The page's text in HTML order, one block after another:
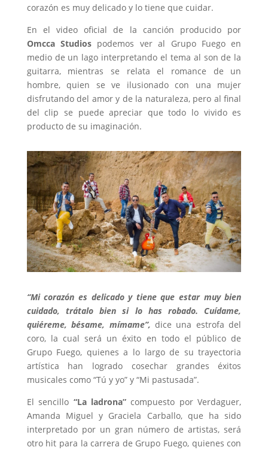
corazón es muy delicado y lo tiene que cuidar.
En el video oficial de la canción producido por
Omcca Studios podemos ver al Grupo Fuego en
medio de un lago interpretando el tema al son de la
guitarra, mientras se relata el romance de un
hombre, quien se ve ilusionado con una mujer
disfrutando del amor y de la naturaleza, pero al final
del clip se puede apreciar que todo lo vivido es
producto de su imaginación.
“Mi corazón es delicado y tiene que estar muy bien
cuidado, trátalo bien si lo has robado. Cuídame,
quiéreme, bésame, mímame”, dice una estrofa del
coro, la cual será un éxito en todo el público de
Grupo Fuego, quienes a lo largo de su trayectoria
artística han logrado cosechar grandes éxitos
musicales como “Tú y yo” y “Mi pastusada”.
El sencillo “La ladrona” compuesto por Verdaguer,
Amanda Miguel y Graciela Carballo, que ha sido
interpretado por un gran número de artistas, será
otro hit para la carrera de Grupo Fuego, quienes con